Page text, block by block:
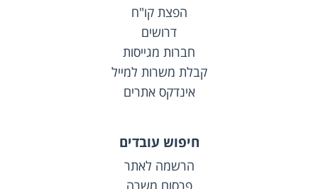
הפצת קו"ח
דרושים
חברות מגייסות
קבלת משרות למייל
אינדקס אתרים
חיפוש עובדים
הרשמה לאתר
פרסום משרה